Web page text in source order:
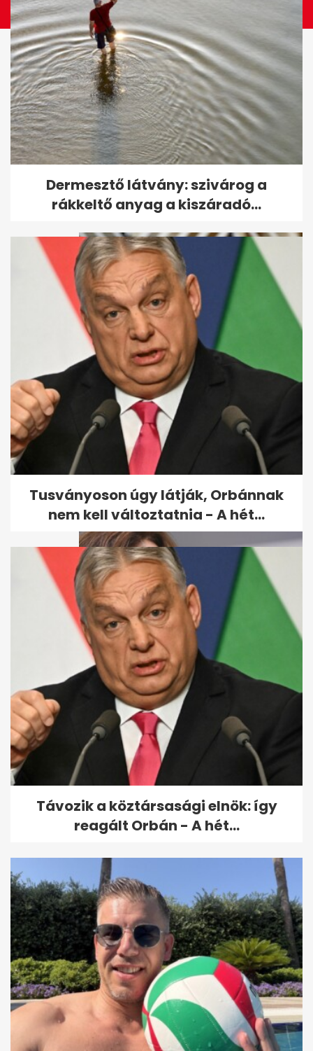
Magyar Pétert Varga Juditról,
a súlyáról és az alvásidejéről...
Kiderült, mikor állhat fel a
Vagyonvisszaszerzési Hivatal
- A hét...
Varga Judit reagált: Orbán
bántalmazással
kapcsolatban emlegette...
Dermesztő látvány: szivárog a
rákkeltő anyag a kiszáradó...
Tusványoson úgy látják, Orbánnak
nem kell változtatnia - A hét...
Távozik a köztársasági elnök: így
reagált Orbán - A hét...